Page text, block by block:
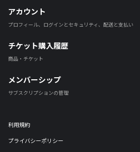
アカウント
プロフィール、ログインとセキュリティ、配送と支払い
チケット購入履歴
商品・チケット
メンバーシップ
サブスクリプションの管理
利用規約
プライバシーポリシー